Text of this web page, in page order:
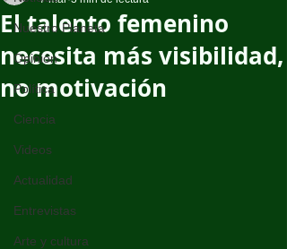
Nuestro Planeta
Opinión
Política
Ciencia
Videos
Actualidad
Entrevistas
Arte y cultura
El talento femenino
necesita más visibilidad,
no motivación